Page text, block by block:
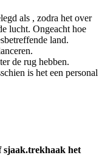
als , zodra het over
lucht. Ongeacht hoe
land.
de rug hebben.
is het een personal
sjaak.trekhaak het